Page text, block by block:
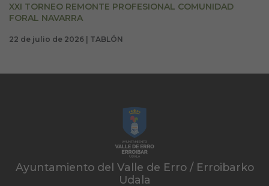
XXI TORNEO REMONTE PROFESIONAL COMUNIDAD
FORAL NAVARRA
22 de julio de 2026 | TABLÓN
Ayuntamiento del Valle de Erro / Erroibarko
Udala